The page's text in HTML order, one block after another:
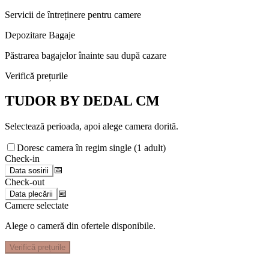
Servicii de întreținere pentru camere
Depozitare Bagaje
Păstrarea bagajelor înainte sau după cazare
Verifică prețurile
TUDOR BY DEDAL CM
Selectează perioada, apoi alege camera dorită.
Doresc camera în regim single (1 adult)
Check-in
Data sosirii
📅
Check-out
Data plecării
📅
Camere selectate
Alege o cameră din ofertele disponibile.
Verifică prețurile